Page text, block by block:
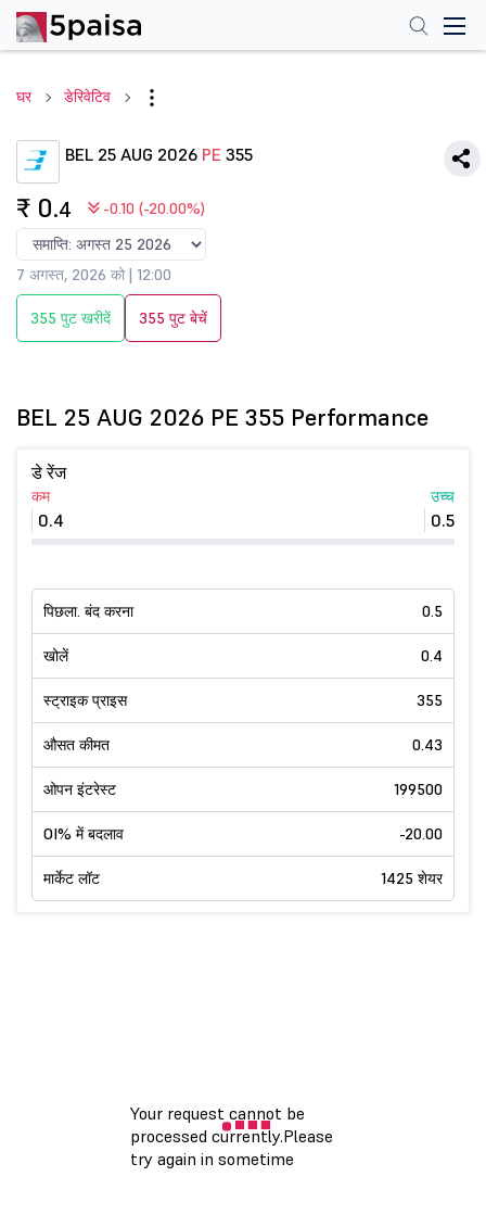
घर डेरिवेटिव
BEL 25 AUG 2026 PE 355
₹ 0.4 -0.10 (-20.00%)
7 अगस्त, 2026 को | 12:00
355 पुट खरीदें 355 पुट बेचें
BEL 25 AUG 2026 PE 355 Performance
डे रेंज
कम
0.4
उच्च
0.5
पिछला. बंद करना 0.5
खोलें 0.4
स्ट्राइक प्राइस 355
औसत कीमत 0.43
ओपन इंटरेस्ट 199500
OI% में बदलाव -20.00
मार्केट लॉट 1425 शेयर